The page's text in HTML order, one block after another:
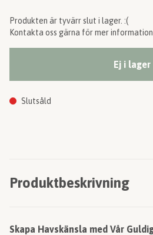
Produkten är tyvärr slut i lager. :(
Kontakta oss gärna för mer
Ej i lager
Slutsåld
Produktbeskrivning
Skapa Havskänsla med Vår